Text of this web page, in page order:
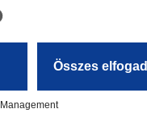
teljesen